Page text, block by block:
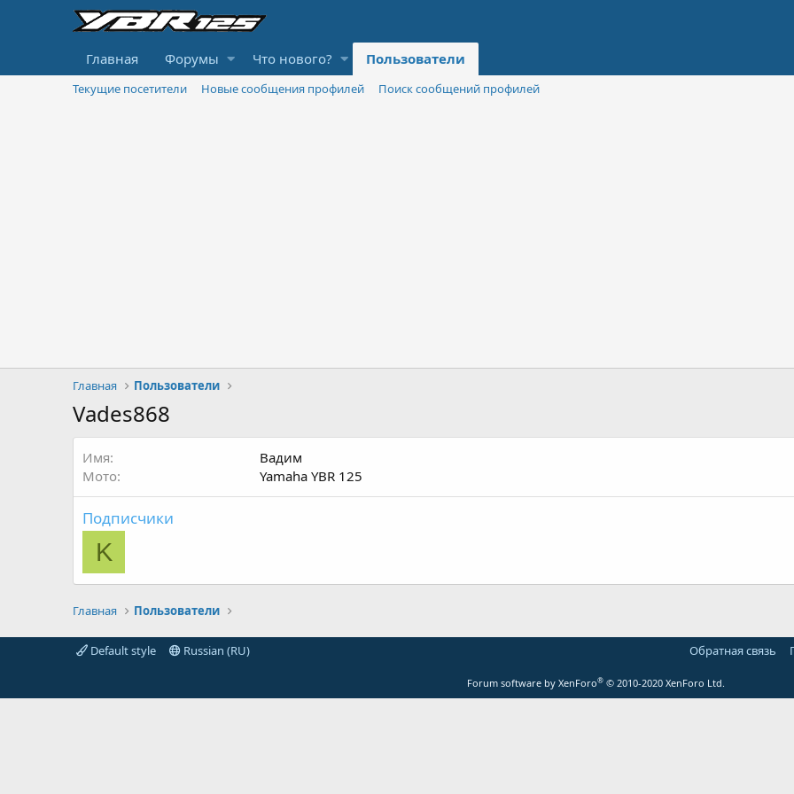
Главная Форумы Что нового? Пользователи
Текущие посетители Новые сообщения профилей Поиск сообщений профилей
Главная Пользователи
Vades868
Имя
Вадим
Мото
Yamaha YBR 125
Подписчики
K
Главная Пользователи
Default style Russian (RU) Обратная связь
Forum software by XenForo® © 2010-2020 XenForo Ltd.